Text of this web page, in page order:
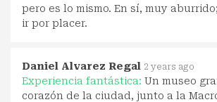
pero es lo mismo. En sí, muy
ir por placer.
Daniel Alvarez Regal 2 years ago
Experiencia fantástica: Un museo
corazón de la ciudad, junto a la